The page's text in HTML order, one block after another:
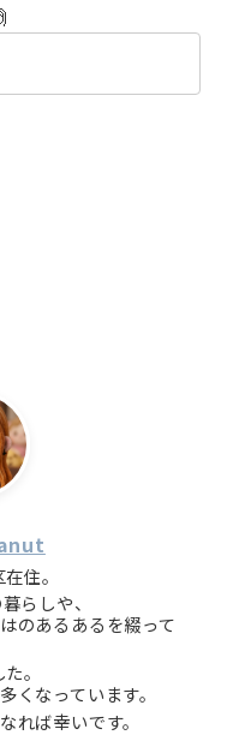
住。
らしや、
のあるあるを綴って
。
くなっています。
れば幸いです。